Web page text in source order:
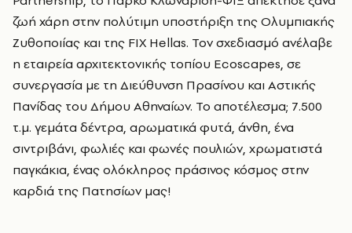
ζωή χάρη στην πολύτιμη υποστήριξη της Ολυμπιακής
Ζυθοποιίας και της FIX Hellas. Τον σχεδιασμό ανέλαβε
η εταιρεία αρχιτεκτονικής τοπίου Ecoscapes, σε
συνεργασία με τη Διεύθυνση Πρασίνου και Αστικής
Πανίδας του Δήμου Αθηναίων. Το αποτέλεσμα; 7.500
τ.μ. γεμάτα δέντρα, αρωματικά φυτά, άνθη, ένα
σιντριβάνι, φωλιές και φωνές πουλιών, χρωματιστά
παγκάκια, ένας ολόκληρος πράσινος κόσμος στην
καρδιά της Πατησίων μας!